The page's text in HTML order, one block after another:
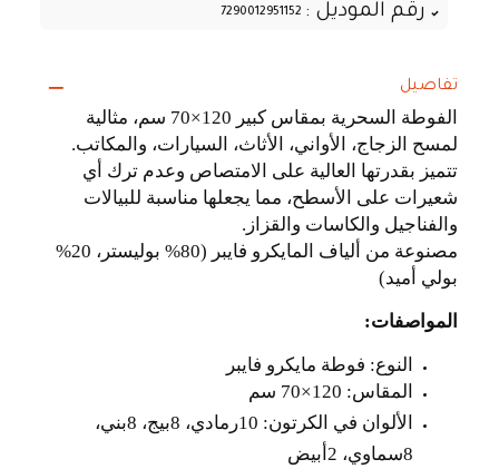
رقم الموديل : 7290012951152
تفاصيل
الفوطة السحرية بمقاس كبير 120×70 سم، مثالية
لمسح الزجاج، الأواني، الأثاث، السيارات، والمكاتب.
تتميز بقدرتها العالية على الامتصاص وعدم ترك أي
شعيرات على الأسطح، مما يجعلها مناسبة للبيالات
والفناجيل والكاسات والقزاز .
مصنوعة من ألياف المايكرو فايبر (80% بوليستر، 20%
بولي أميد)
المواصفات:
النوع: فوطة مايكرو فايبر
المقاس: 120×70 سم
الألوان
في الكرتون: 10رمادي، 8بيج، 8بني،
8سماوي، 2أبيض